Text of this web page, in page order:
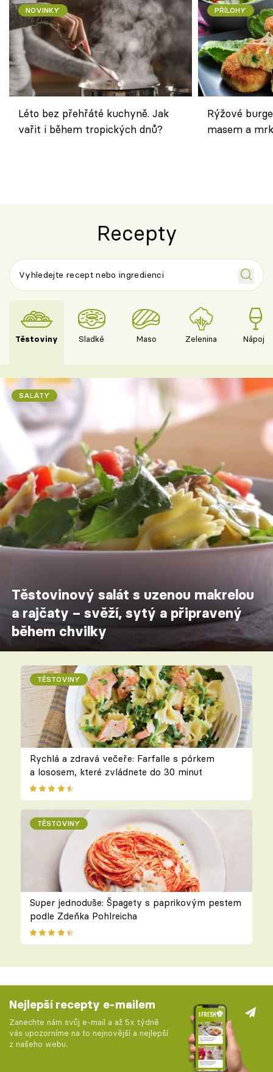
NOVINKY
Léto bez přehřáté kuchyně. Jak
vařit i během tropických dnů?
PŘÍLOHY
Rýžové
masem a
Recepty
Těstoviny Sladké Maso Zelenina Nápoje
SALÁTY
Těstovinový salát s uzenou makrelou
a rajčaty – svěží, sytý a připravený
během chvilky
TĚSTOVINY
Rychlá a zdravá večeře: Farfalle s pórkem
a lososem, které zvládnete do 30 minut
TĚSTOVINY
Super jednoduše: Špagety s paprikovým pestem
podle Zdeňka Pohlreicha
Nejlepší recepty e-mailem
Zanechte nám svůj e-mail a až 5x týdně
vás upozorníme na to nejnovější a nejlepší
z našeho webu.